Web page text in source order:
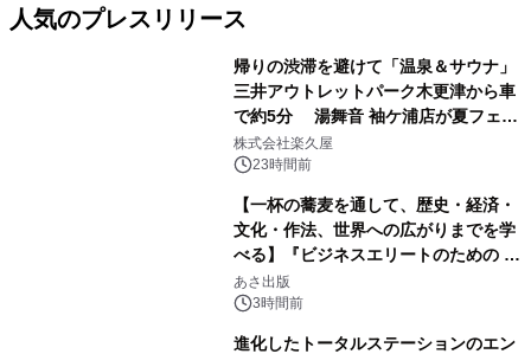
人気のプレスリリース
帰りの渋滞を避けて「温泉＆サウナ」
三井アウトレットパーク木更津から車
で約5分 湯舞音 袖ケ浦店が夏フェア
メニューを提供
株式会社楽久屋
23時間前
【一杯の蕎麦を通して、歴史・経済・
文化・作法、世界への広がりまでを学
べる】『ビジネスエリートのための 教
養としての蕎麦』2026年8月25日
（火）発売
あさ出版
3時間前
進化したトータルステーションのエン